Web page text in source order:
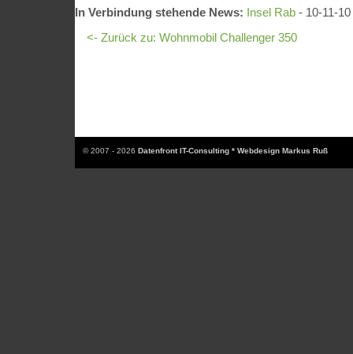
In Verbindung stehende News: Insel Rab - 10-11-
<- Zurück zu: Wohnmobil Challenger 350
© 2007 - 2026 Datenfront IT-Consulting * Webdesign Markus Ruß